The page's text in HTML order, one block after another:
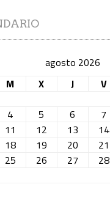
agosto 2026
M X J V
4 5 6 7
11 12 13 14
18 19 20 21
25 26 27 28